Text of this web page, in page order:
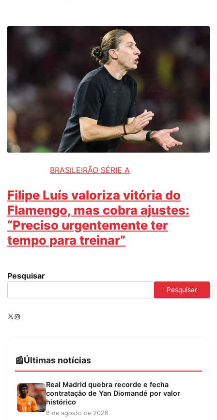
BRASILEIRÃO SÉRIE A
Filipe Luís valoriza vitória do
Flamengo, mas cobra ajustes:
“Preciso urgentemente ter
tempo para treinar”
Pesquisar
Pesquisar
X Instagram
Últimas notícias
Real Madrid quebra recorde e fecha
contratação de Yan Diomandé por valor
histórico
6 de agosto de 2026